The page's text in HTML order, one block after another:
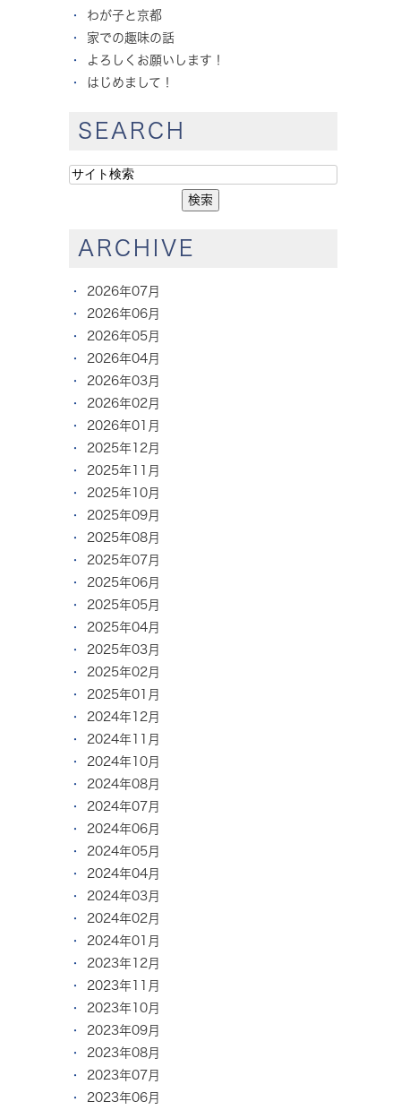
わが子と京都
家での趣味の話
よろしくお願いします！
はじめまして！
SEARCH
ARCHIVE
2026年07月
2026年06月
2026年05月
2026年04月
2026年03月
2026年02月
2026年01月
2025年12月
2025年11月
2025年10月
2025年09月
2025年08月
2025年07月
2025年06月
2025年05月
2025年04月
2025年03月
2025年02月
2025年01月
2024年12月
2024年11月
2024年10月
2024年08月
2024年07月
2024年06月
2024年05月
2024年04月
2024年03月
2024年02月
2024年01月
2023年12月
2023年11月
2023年10月
2023年09月
2023年08月
2023年07月
2023年06月